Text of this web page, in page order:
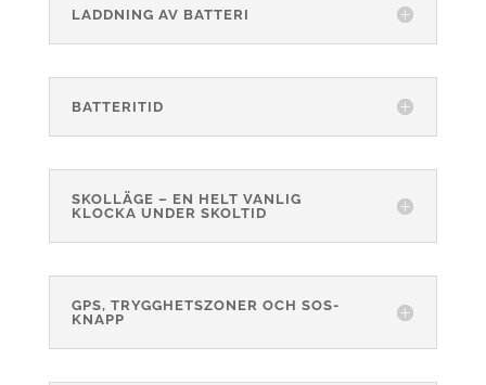
LADDNING AV BATTERI
BATTERITID
SKOLLÄGE – EN HELT VANLIG
KLOCKA UNDER SKOLTID
GPS, TRYGGHETSZONER OCH SOS-
KNAPP